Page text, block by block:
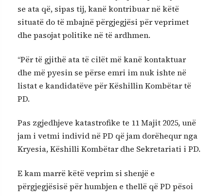
se ata që, sipas tij, kanë kontribuar në këtë
situatë do të mbajnë përgjegjësi për veprimet
dhe pasojat politike në të ardhmen.
“Për të gjithë ata të cilët më kanë kontaktuar
dhe më pyesin se përse emri im nuk ishte në
listat e kandidatëve për Këshillin Kombëtar të
PD.
Pas zgjedhjeve katastrofike te 11 Majit 2025, unë
jam i vetmi individ në PD që jam dorëhequr nga
Kryesia, Këshilli Kombëtar dhe Sekretariati i PD.
E kam marrë këtë veprim si shenjë e
përgjegjësisë për humbjen e thellë që PD pësoi